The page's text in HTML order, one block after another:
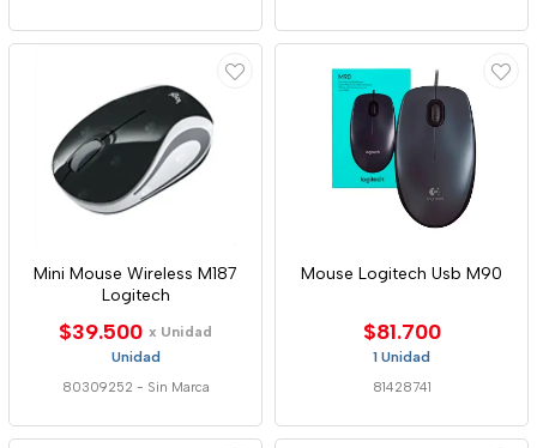
Mini Mouse Wireless M187
Logitech
$39.500 x Unidad
Unidad
80309252 - Sin Marca
Mouse Logitech Usb M90
$81.700
1 Unidad
81428741